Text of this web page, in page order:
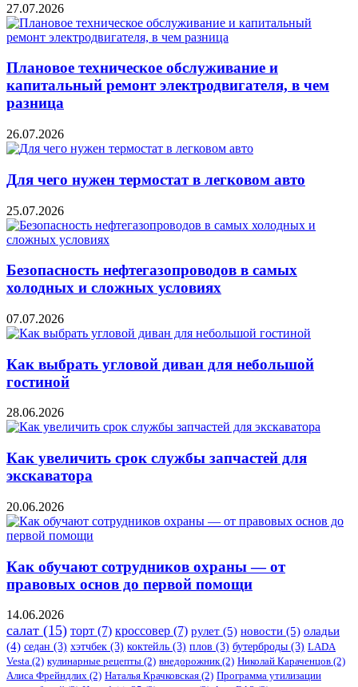
27.07.2026
Плановое техническое обслуживание и
капитальный ремонт электродвигателя, в чем
разница
26.07.2026
Для чего нужен термостат в легковом авто
25.07.2026
Безопасность нефтегазопроводов в самых
холодных и сложных условиях
07.07.2026
Как выбрать угловой диван для небольшой
гостиной
28.06.2026
Как увеличить срок службы запчастей для
экскаватора
20.06.2026
Как обучают сотрудников охраны — от
правовых основ до первой помощи
14.06.2026
салат (15) торт (7) кроссовер (7) рулет (5) новости (5) оладьи
(4) седан (3) хэтчбек (3) коктейль (3) плов (3) бутерброды (3) LADA
Vesta (2) кулинарные рецепты (2) внедорожник(2) Николай Караченцов (2)
Алиса Фрейндлих (2) Наталья Крачковская (2) Программа утилизации